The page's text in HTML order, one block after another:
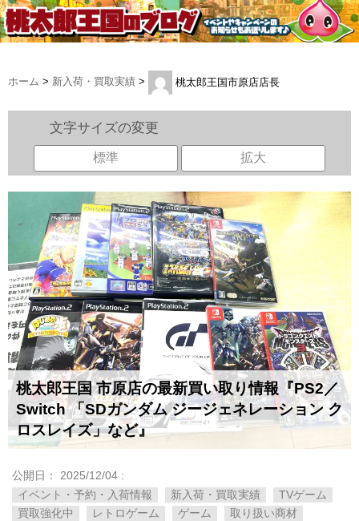
ホーム > 新入荷・買取実績 > 桃太郎王国市原店店長
文字サイズの変更
標準 拡大
桃太郎王国 市原店の最新買い取り情報『PS2／
Switch 「SDガンダム ジージェネレーション ク
ロスレイズ」など』
公開日： 2025/12/04 :
イベント・予約・入荷情報
新入荷・買取実績
TVゲーム
買取強化中
レトロゲーム ゲーム
取り扱い商材